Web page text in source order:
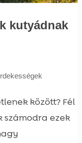
kutyádnak
között? Fél
számodra ezek